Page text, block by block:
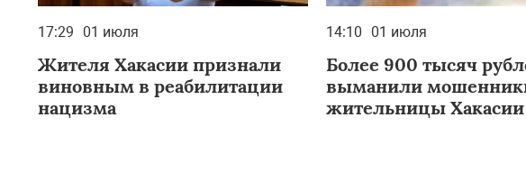
17:29 01 июля
Жителя Хакасии признали
виновным в реабилитации
нацизма
14:10 01 июля
Более 900 тысяч
выманили
жительницы Хакасии